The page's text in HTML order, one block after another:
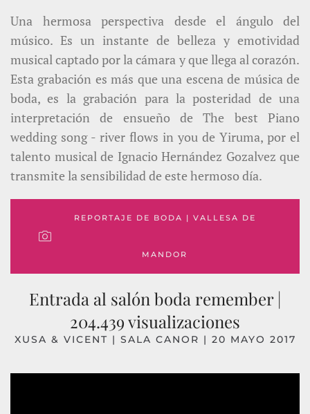
Una hermosa perspectiva desde el ángulo del
músico. Es un instante de belleza y emotividad
musical captado por la cámara y que llega al corazón.
Esta grabación es más que una escena de música de
boda, es la grabación para la posteridad de una
interpretación de ensueño de The best Piano
wedding song - river flows in you de Yiruma, por el
talento musical de Ignacio Hernández Gozalvez que
transmite la sensibilidad de este hermoso día.
REPORTAJE DE BODA | VALLESA DE
MANDOR
Entrada al salón boda remember |
204.439 visualizaciones
XUSA & VICENT | SALA CANOR | 20 MAYO 2017